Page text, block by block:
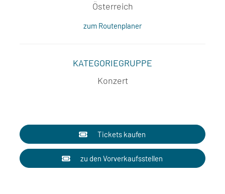
Österreich
zum Routenplaner
KATEGORIEGRUPPE
Konzert
Tickets kaufen
zu den Vorverkaufsstellen